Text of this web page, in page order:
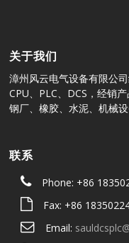
关于我们
漳州风云电气设备有限公
CPU、PLC、DCS，经销
钢厂、橡胶、水泥、机械设
联系
Phone: +86
Fax: +86
Email: